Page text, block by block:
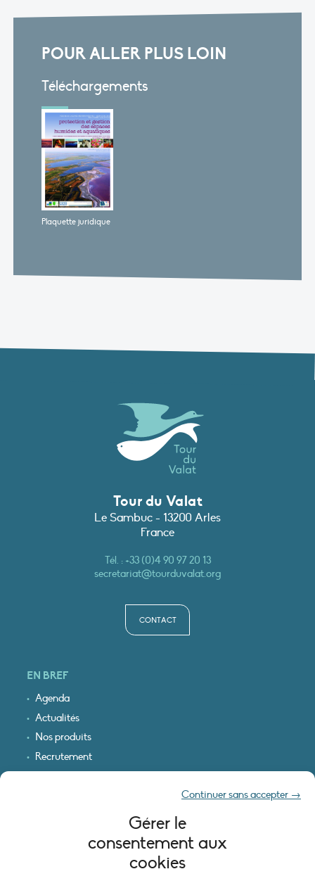
Gérer le
consentement aux
cookies
Continuer sans accepter →
POUR ALLER PLUS LOIN
Téléchargements
Plaquette juridique
Tour du Valat
Le Sambuc - 13200 Arles
France
Tél. :+33 (0)4 90 97 20 13
secretariat@tourduvalat.org
CONTACT
EN BREF
Agenda
Actualités
Nos produits
Recrutement
Recevoir nos infos
INFORMATIONS LÉGALES
Mentions légales